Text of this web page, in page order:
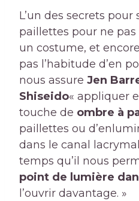
L’un des secrets
paillettes pour ne pas
un costume, et
pas l’habitude d’en
nous assure Jen
Shiseido« appliquer
touche de ombre à
paillettes ou
dans le canal
temps qu’il nous
point de lumière
l’ouvrir davantage. »